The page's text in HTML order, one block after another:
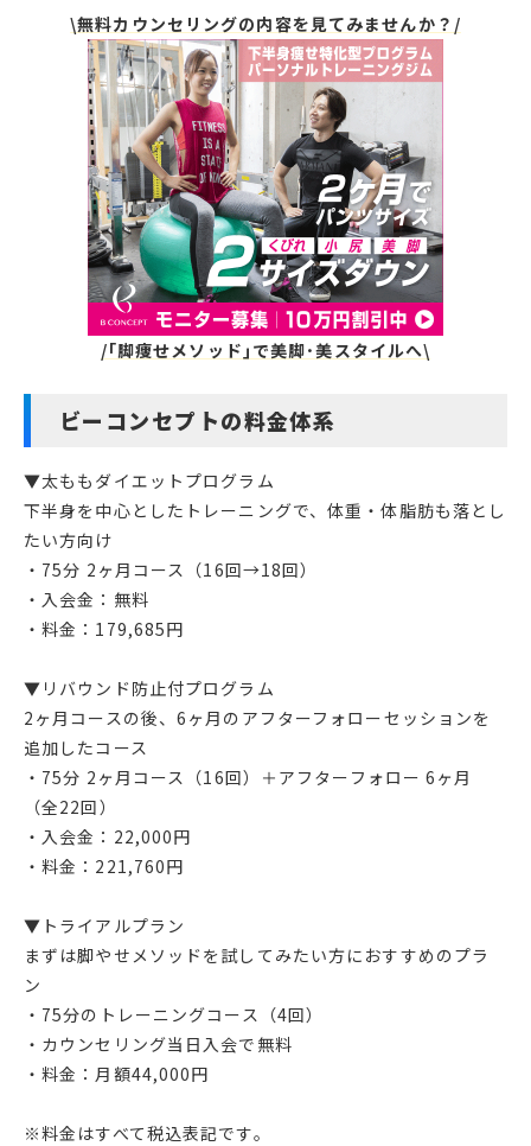
\無料カウンセリングの内容を見てみませんか？/
/｢脚痩せメソッド｣で美脚･美スタイルへ\
ビーコンセプトの料金体系
▼太ももダイエットプログラム
下半身を中心としたトレーニングで、体重・体脂肪も落とし
たい方向け
・75分 2ヶ月コース（16回→18回）
・入会金：無料
・料金：179,685円
▼リバウンド防止付プログラム
2ヶ月コースの後、6ヶ月のアフターフォローセッションを
追加したコース
・75分 2ヶ月コース（16回）＋アフターフォロー 6ヶ月
（全22回）
・入会金：22,000円
・料金：221,760円
▼トライアルプラン
まずは脚やせメソッドを試してみたい方におすすめのプラ
ン
・75分のトレーニングコース（4回）
・カウンセリング当日入会で無料
・料金：月額44,000円
※料金はすべて税込表記です。